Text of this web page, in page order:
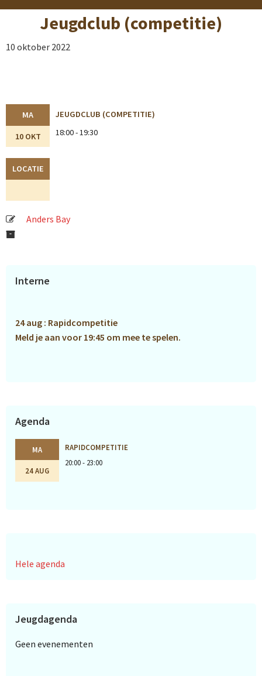
Jeugdclub (competitie)
10 oktober 2022
MA
10 OKT
JEUGDCLUB (COMPETITIE)
18:00 - 19:30
LOCATIE
Anders Bay
Primaire
Interne
24 aug : Rapidcompetitie
Meld je aan voor 19:45 om mee te spelen.
Agenda
MA
24 AUG
RAPIDCOMPETITIE
20:00 - 23:00
Hele agenda
Jeugdagenda
Geen evenementen